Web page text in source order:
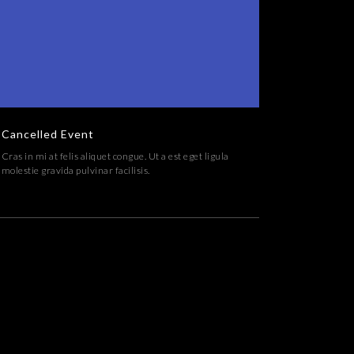
Cancelled Event
Cras in mi at felis aliquet congue. Ut a est eget ligula
molestie gravida pulvinar facilisis.